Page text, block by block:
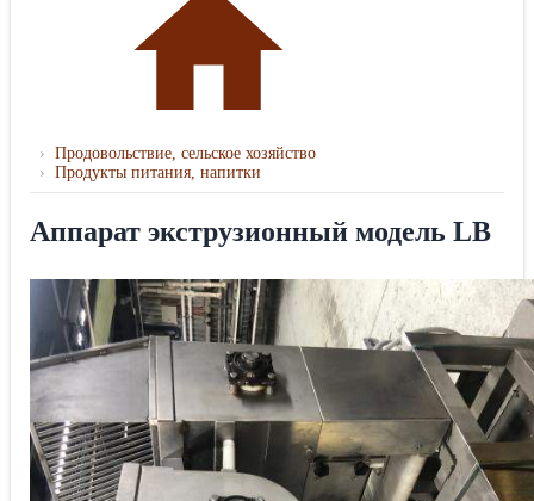
› Продовольствие, сельское хозяйство
› Продукты питания, напитки
Аппарат экструзионный модель LB